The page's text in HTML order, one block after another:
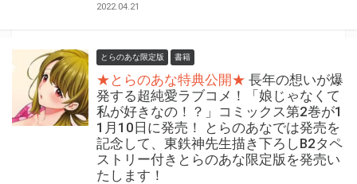
2022.04.21
とらのあな限定版 書籍
★とらのあな特典公開★ 長年の想いが爆
発する超純愛ラブコメ！「娘じゃなくて
私が好きなの！？」コミックス第2巻が1
1月10日に発売！ とらのあなでは発売を
記念して、東鉄神先生描き下ろしB2タペ
ストリー付きとらのあな限定版を発売い
たします！